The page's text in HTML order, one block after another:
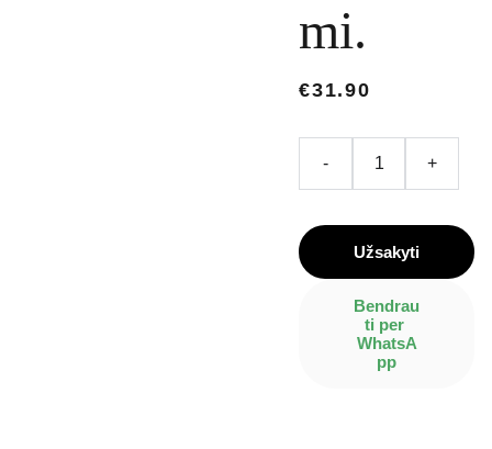
mi.
€31.90
- +
Užsakyti
Bendrau
ti per
WhatsA
pp